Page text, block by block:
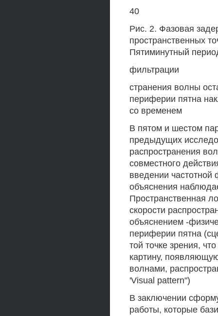
40
Рис. 2. Фазовая
пространственных
Пятиминутный
фильтрации
странения волны
периферии пятна
со временем
В пятом и шестом
предыдущих
распространения
совместного
введении
объяснения
Пространственная
скорости
объяснением -
периферии пятна
той точке зрения,
картину,
волнами,
'Visual pattern")
В заключении
работы, которые